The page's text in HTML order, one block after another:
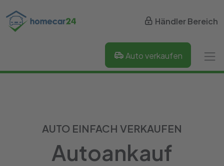
Händler Bereich
Auto verkaufen
AUTO EINFACH VERKAUFEN
Autoankauf